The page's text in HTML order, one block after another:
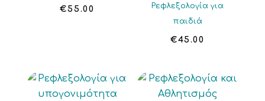
€55.00
Ρεφλεξολογία για
παιδιά
€45.00